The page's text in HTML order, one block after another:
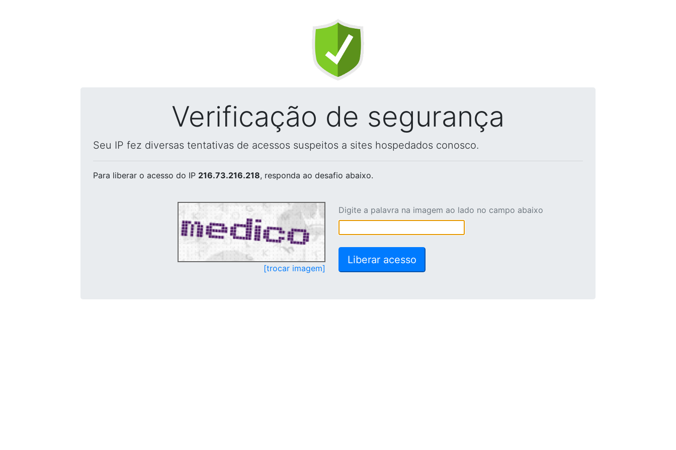
Verificação de segurança
Seu IP fez diversas tentativas de acessos suspeitos a sites hospedados conosco.
Para liberar o acesso do IP 216.73.216.218, responda ao desafio abaixo.
[trocar imagem]
Digite a palavra na imagem ao lado no campo abaixo